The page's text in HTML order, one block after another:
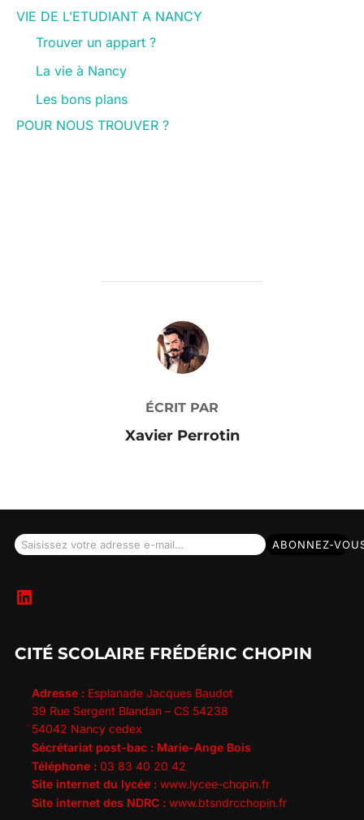
VIE DE L’ETUDIANT A NANCY
Trouver un appart ?
La vie à Nancy
Les bons plans
POUR NOUS TROUVER ?
AUTEUR DE LA PUBLICATION
ÉCRIT PAR
Xavier Perrotin
Saisissez votre adresse e-mail…
ABONNEZ-
LinkedIn
CITÉ SCOLAIRE FRÉDÉRIC CHOPIN
Adresse :Esplanade Jacques Baudot
39 Rue Sergent Blandan – CS 54238
54042 Nancy cedex
Sécrétariat post-bac : Marie-Ange Bois
Téléphone :03 83 40 20 42
Site internet du lycée :www.lycee-chopin.fr
Site internet des NDRC :www.btsndrcchopin.fr